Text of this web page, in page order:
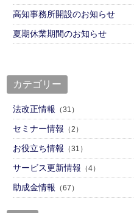
高知事務所開設のお知らせ
夏期休業期間のお知らせ
カテゴリー
法改正情報 （31）
セミナー情報 （2）
お役立ち情報 （31）
サービス更新情報 （4）
助成金情報 （67）